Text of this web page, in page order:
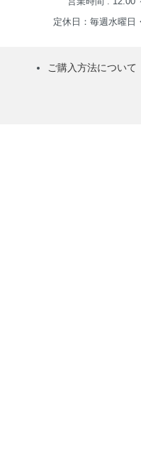
定休日：毎週水曜日
ご購入方法について